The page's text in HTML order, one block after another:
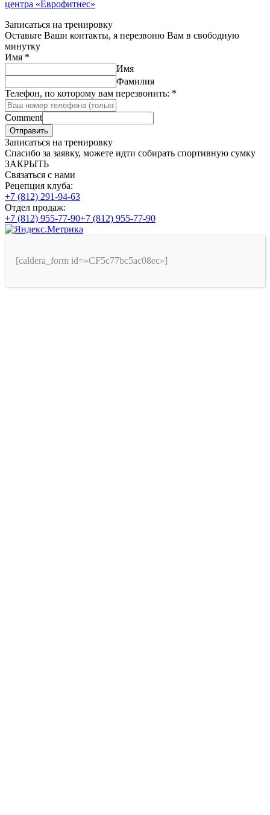
центра «Еврофитнес»
Записаться на тренировку
Оставьте Ваши контакты, я перезвоню Вам в свободную
минутку
Имя *
Имя
Фамилия
Телефон, по которому вам перезвонить: *
Comment
Отправить
Записаться на тренировку
Спасибо за заявку, можете идти собирать спортивную сумку
ЗАКРЫТЬ
Связаться с нами
Рецепция клуба:
+7 (812) 291-94-63
Отдел продаж:
+7 (812) 955-77-90+7 (812) 955-77-90
[caldera_form id=»CF5c77bc5ac08ec»]